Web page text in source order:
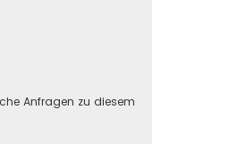
Anfragen zu diesem